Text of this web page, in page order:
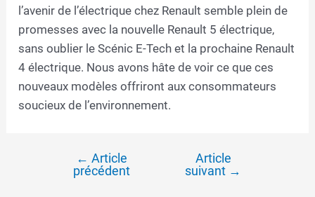
l’avenir de l’électrique chez Renault semble plein de
promesses avec la nouvelle Renault 5 électrique,
sans oublier le Scénic E-Tech et la prochaine Renault
4 électrique. Nous avons hâte de voir ce que ces
nouveaux modèles offriront aux consommateurs
soucieux de l’environnement.
Navigation
← Article
précédent
Article
suivant →